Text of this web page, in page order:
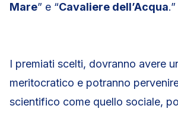
Mare” e “Cavaliere dell’Acqua.”
I premiati scelti, dovranno avere
meritocratico e potranno
scientifico come quello sociale,